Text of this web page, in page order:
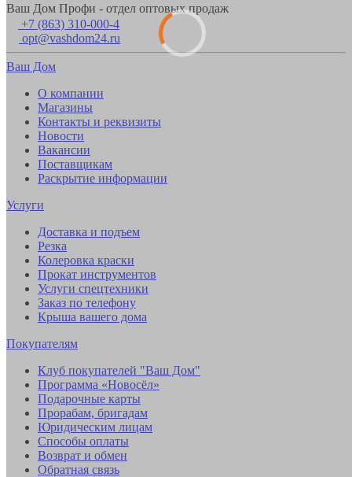
Ваш Дом Профи - отдел оптовых продаж
+7 (863) 310-000-4
opt@vashdom24.ru
Ваш Дом
О компании
Магазины
Контакты и реквизиты
Новости
Вакансии
Поставщикам
Раскрытие информации
Услуги
Доставка и подъем
Резка
Колеровка краски
Прокат инструментов
Услуги спецтехники
Заказ по телефону
Крыша вашего дома
Покупателям
Клуб покупателей "Ваш Дом"
Программа «Новосёл»
Подарочные карты
Прорабам, бригадам
Юридическим лицам
Способы оплаты
Возврат и обмен
Обратная связь